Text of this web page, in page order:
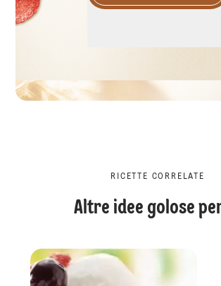
RICETTE CORRELATE
Altre idee golose